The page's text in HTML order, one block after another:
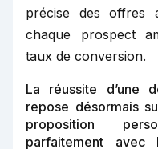
précise des offres
chaque prospect
taux de conversion.
La réussite d’une
repose désormais
proposition
parfaitement